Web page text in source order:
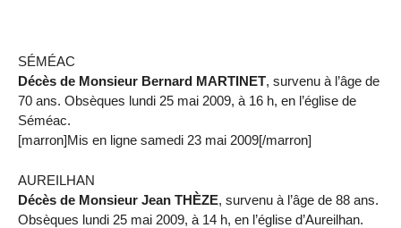
SÉMÉAC
Décès de Monsieur Bernard MARTINET, survenu à l’âge de
70 ans. Obsèques lundi 25 mai 2009, à 16 h, en l’église de
Séméac.
[marron]Mis en ligne samedi 23 mai 2009[/marron]
AUREILHAN
Décès de Monsieur Jean THÈZE, survenu à l’âge de 88 ans.
Obsèques lundi 25 mai 2009, à 14 h, en l’église d’Aureilhan.